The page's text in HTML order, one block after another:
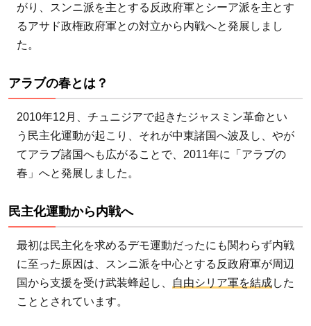
がり、スンニ派を主とする反政府軍とシーア派を主とす
るアサド政権政府軍との対立から内戦へと発展しまし
た。
アラブの春とは？
2010年12月、チュニジアで起きたジャスミン革命とい
う民主化運動が起こり、それが中東諸国へ波及し、やが
てアラブ諸国へも広がることで、2011年に「アラブの
春」へと発展しました。
民主化運動から内戦へ
最初は民主化を求めるデモ運動だったにも関わらず内戦
に至った原因は、スンニ派を中心とする反政府軍が周辺
国から支援を受け武装蜂起し、
自由シリア軍を結成した
こととされています。